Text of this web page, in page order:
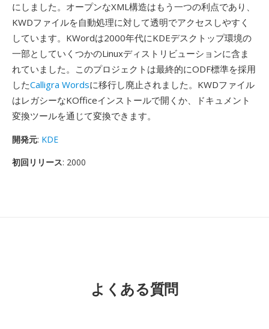
にしました。オープンなXML構造はもう一つの利点であり、
KWDファイルを自動処理に対して透明でアクセスしやすく
しています。KWordは2000年代にKDEデスクトップ環境の
一部としていくつかのLinuxディストリビューションに含ま
れていました。このプロジェクトは最終的にODF標準を採用
したCalligra Wordsに移行し廃止されました。KWDファイル
はレガシーなKOfficeインストールで開くか、ドキュメント
変換ツールを通じて変換できます。
開発元: KDE
初回リリース: 2000
よくある質問